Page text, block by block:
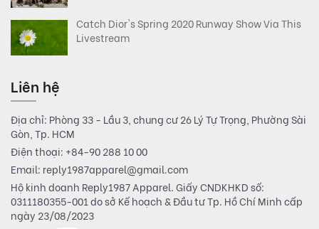
Liên hệ
Địa chỉ: Phòng 33 - Lầu 3, chung cư 26 Lý Tự Trọng, Phường Sài
Gòn, Tp. HCM
Điện thoại: +84-90 288 10 00
Email: reply1987apparel@gmail.com
Hộ kinh doanh Reply1987 Apparel. Giấy CNDKHKD số:
0311180355-001 do sở Kế hoạch & Đầu tư Tp. Hồ Chí Minh cấp
ngày 23/08/2023
Catch Dior's Spring 2020 Runway Show Via This
Livestream